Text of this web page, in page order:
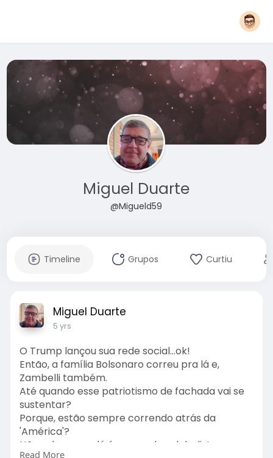
Miguel Duarte
@Migueld59
Timeline Grupos Curtiu
Miguel Duarte
5 yrs
O Trump lançou sua rede social...ok!
Então, a família Bolsonaro correu pra lá e,
Zambelli também.
Até quando esse patriotismo de fachada vai se
sustentar?
Porque, estão sempre correndo atrás da
'América'?
Não sabem que lá é a casa dos globalistas
Read More